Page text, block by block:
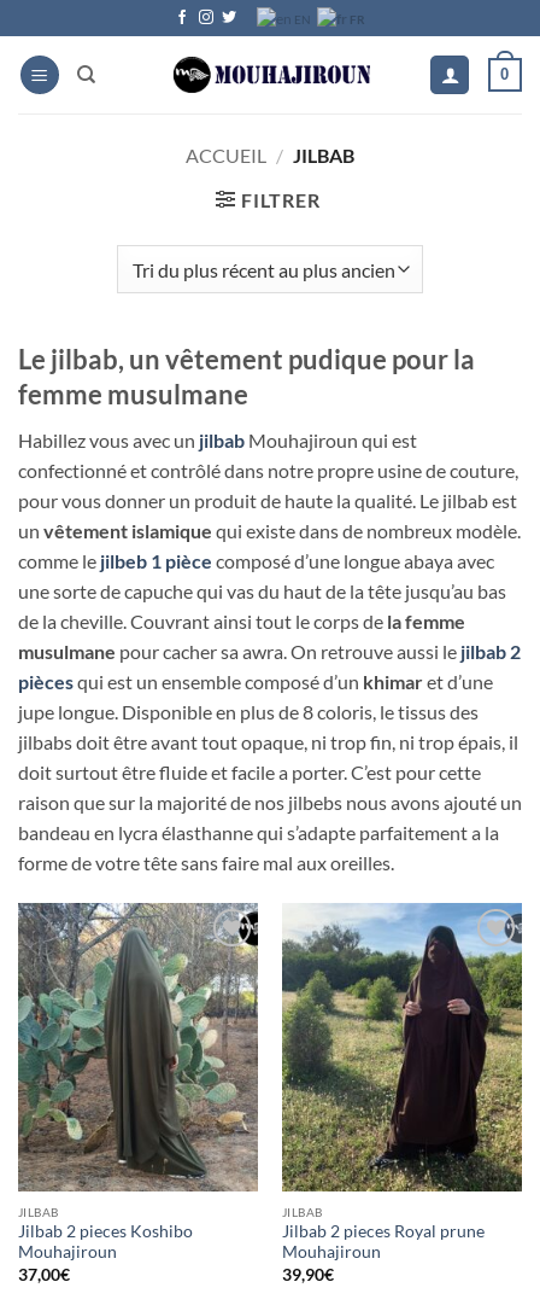
au
contenu
EN FR
0
ACCUEIL / JILBAB
FILTRER
Le jilbab, un vêtement pudique pour la
femme musulmane
Habillez vous avec un jilbab Mouhajiroun qui est
confectionné et contrôlé dans notre propre usine de couture,
pour vous donner un produit de haute la qualité. Le jilbab est
un vêtement islamique qui existe dans de nombreux modèle.
comme le jilbeb 1 pièce composé d’une longue abaya avec
une sorte de capuche qui vas du haut de la tête jusqu’au bas
de la cheville. Couvrant ainsi tout le corps de la femme
musulmane pour cacher sa awra. On retrouve aussi le jilbab 2
piècesqui est un ensemble composé d’un khimaret d’une
jupe longue. Disponible en plus de 8 coloris, le tissus des
jilbabs doit être avant tout opaque, ni trop fin, ni trop épais, il
doit surtout être fluide et facile a porter. C’est pour cette
raison que sur la majorité de nos jilbebs nous avons ajouté un
bandeau en lycra élasthanne qui s’adapte parfaitement a la
forme de votre tête sans faire mal aux oreilles.
Ajouter
à la liste
d’envies
JILBAB
Jilbab 2 pieces Koshibo
Mouhajiroun
37,00€
Ajouter
à la liste
d’envies
JILBAB
Jilbab 2 pieces Royal prune
Mouhajiroun
39,90€